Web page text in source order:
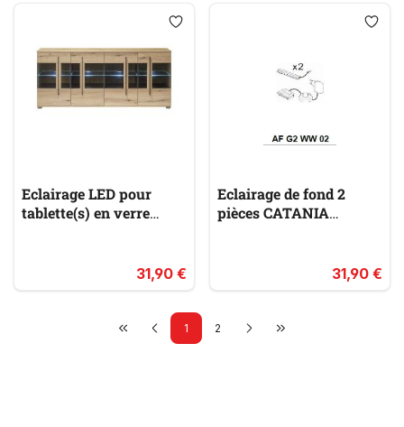
Eclairage LED pour
tablette(s) en verre
31,90 €
Eclairage de fond 2
pièces CATANIA
31,90 €
1 2